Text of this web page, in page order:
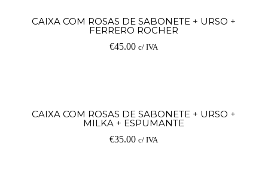
CAIXA COM ROSAS DE SABONETE + URSO +
FERRERO ROCHER
€45.00 c/ IVA
CAIXA COM ROSAS DE SABONETE + URSO +
MILKA + ESPUMANTE
€35.00 c/ IVA